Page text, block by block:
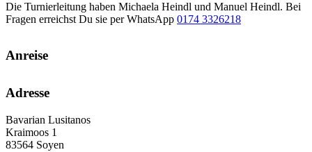
Die Turnierleitung haben Michaela Heindl und Manuel Heindl. Bei
Fragen erreichst Du sie per WhatsApp 0174 3326218
Anreise
Adresse
Bavarian Lusitanos
Kraimoos 1
83564 Soyen